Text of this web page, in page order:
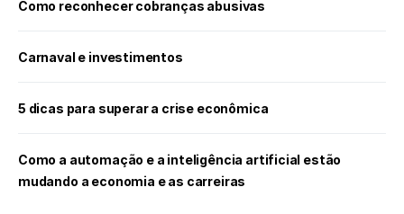
Como reconhecer cobranças abusivas
Carnaval e investimentos
5 dicas para superar a crise econômica
Como a automação e a inteligência artificial estão
mudando a economia e as carreiras